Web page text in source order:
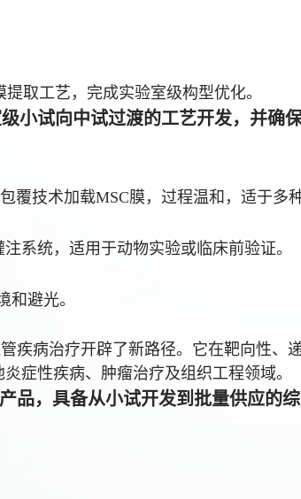
取工艺，完成实验室级构型优化。
小试向中试过渡的工艺开发，并确
覆技术加载MSC膜，过程温和，适于多
系统，适用于动物实验或临床前验证。
和避光。
疾病治疗开辟了新路径。它在靶向性、
症性疾病、肿瘤治疗及组织工程领域。
品，具备从小试开发到批量供应的